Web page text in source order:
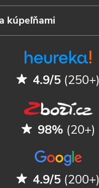
kúpeľňami
4.9/5 (250+)
98% (20+)
4.9/5 (200+)